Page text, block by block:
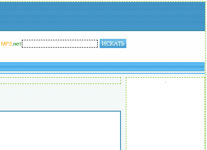
MP3 нет